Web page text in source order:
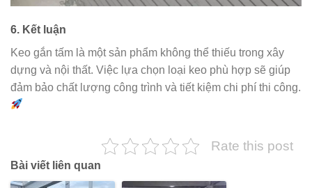
6. Kết luận
Keo gắn tấm là một sản phẩm không thể thiếu trong xây
dựng và nội thất. Việc lựa chọn loại keo phù hợp sẽ giúp
đảm bảo chất lượng công trình và tiết kiệm chi phí thi công.
Rate this post
Bài viết liên quan